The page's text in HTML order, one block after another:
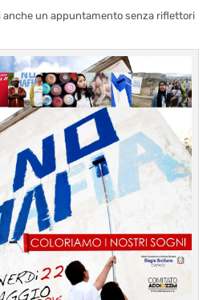
anche un appuntamento senza riflettori